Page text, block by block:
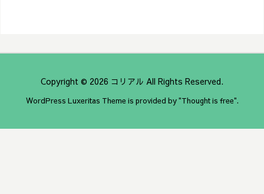
Copyright © 2026 コリアル All Rights Reserved.
WordPress Luxeritas Theme is provided by "Thought is free".